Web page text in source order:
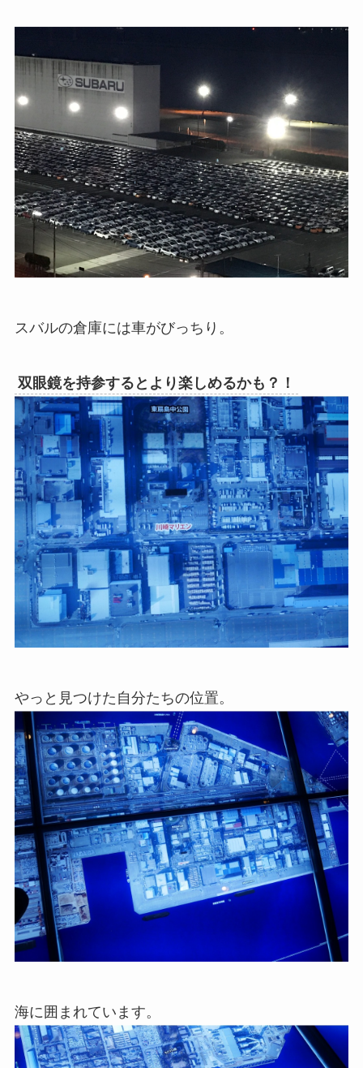
スバルの倉庫には車がびっちり。
双眼鏡を持参するとより楽しめるかも？！
やっと見つけた自分たちの位置。
海に囲まれています。